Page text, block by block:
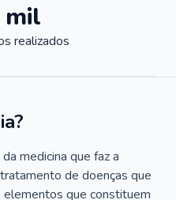
mil
realizados
medicina que faz a
de doenças que
que constituem